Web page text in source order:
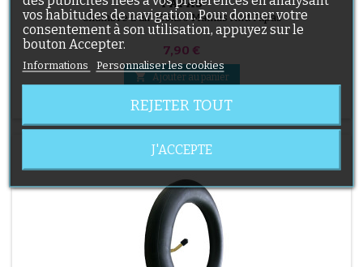
PAPAS
Chambre à air 255x50 Mamas And Papas
Prix
7,90 €
 Ajouter au panier
En stock
vos habitudes de navigation. Pour donner votre
consentement à son utilisation, appuyez sur le
bouton Accepter.
Informations Personnaliser les cookies
REJETER TOUT
J'ACCEPTE